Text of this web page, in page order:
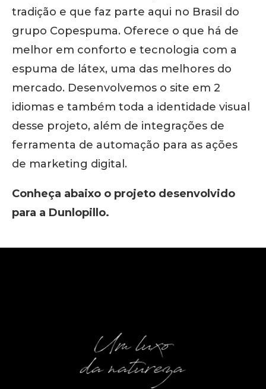
tradição e que faz parte aqui no Brasil do
grupo Copespuma. Oferece o que há de
melhor em conforto e tecnologia com a
espuma de látex, uma das melhores do
mercado. Desenvolvemos o site em 2
idiomas e também toda a identidade visual
desse projeto, além de integrações de
ferramenta de automação para as ações
de marketing digital.
Conheça abaixo o projeto desenvolvido
para a Dunlopillo.